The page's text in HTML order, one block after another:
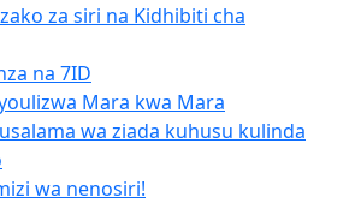
za siri na Kidhibiti cha
na 7ID
Mara kwa Mara
wa ziada kuhusu kulinda
wa nenosiri!